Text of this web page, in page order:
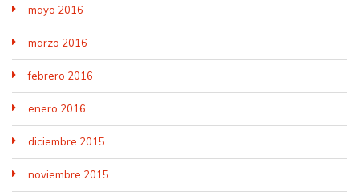
mayo 2016
marzo 2016
febrero 2016
enero 2016
diciembre 2015
noviembre 2015